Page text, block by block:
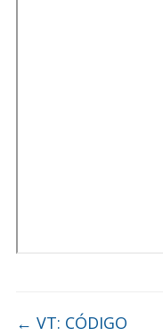
← VT: CÓDIGO